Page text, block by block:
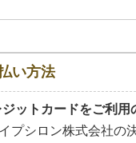
い方法
ットカードをご利用
プシロン株式会社の